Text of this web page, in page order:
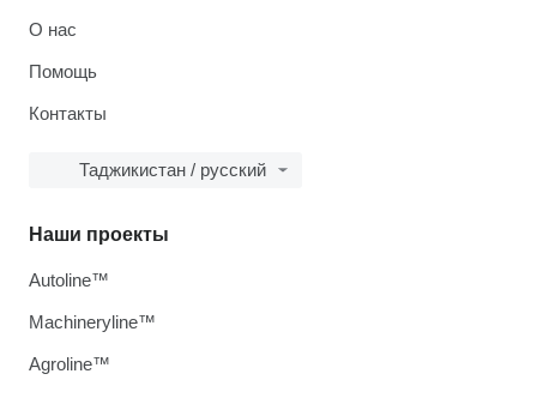
О нас
Помощь
Контакты
Таджикистан / русский
Наши проекты
Autoline™
Machineryline™
Agroline™